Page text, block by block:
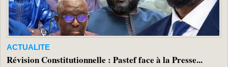
ACTUALITE
Révision Constitutionnelle : Pastef face à la Presse...